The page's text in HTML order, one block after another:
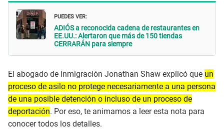
PUEDES VER:
ADIÓS a reconocida cadena de restaurantes en
EE.UU.: Alertaron que más de 150 tiendas
CERRARÁN para siempre
El abogado de inmigración Jonathan Shaw explicó que un
proceso de asilo no protege necesariamente a una persona
de una posible detención o incluso de un proceso de
deportación. Por eso, te animamos a leer esta nota para
conocer todos los detalles.